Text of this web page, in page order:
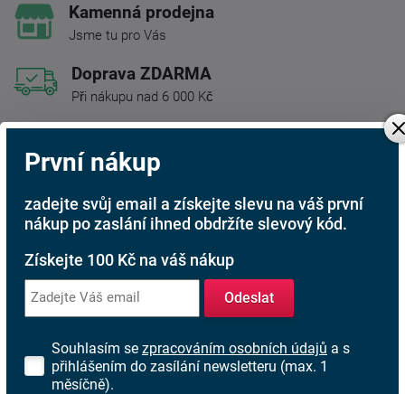
Kamenná prodejna
Jsme tu pro Vás
Doprava ZDARMA
Při nákupu nad 6 000 Kč
Rádi poradíme s výběrem
Najděte vhodnou matraci
Rodinná firma
S tradicí od roku 1991
Popis produktu
Vitrína ze série
se 2 šuplíky.
Rozměry:
První nákup
zadejte svůj email a získejte slevu na váš první
nákup po zaslání ihned obdržíte slevový kód.
Získejte 100 Kč na váš nákup
Odeslat
Souhlasím se zpracováním osobních údajů a s
přihlášením do zasílání newsletteru (max. 1
měsíčně).